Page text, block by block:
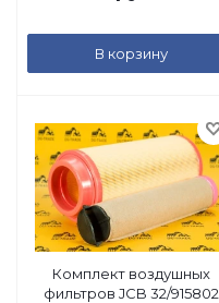
В корзину
Комплект воздушных
фильтров JCB 32/915802